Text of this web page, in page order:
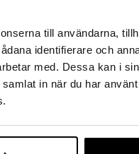
till användarna,
identifierare och
med. Dessa kan i
in när du har